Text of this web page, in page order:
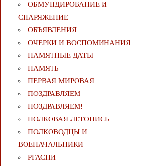
ОБМУНДИРОВАНИЕ И
СНАРЯЖЕНИЕ
ОБЪЯВЛЕНИЯ
ОЧЕРКИ И ВОСПОМИНАНИЯ
ПАМЯТНЫЕ ДАТЫ
ПАМЯТЬ
ПЕРВАЯ МИРОВАЯ
ПОЗДРАВЛЯЕМ
ПОЗДРАВЛЯЕМ!
ПОЛКОВАЯ ЛЕТОПИСЬ
ПОЛКОВОДЦЫ И
ВОЕНАЧАЛЬНИКИ
РГАСПИ